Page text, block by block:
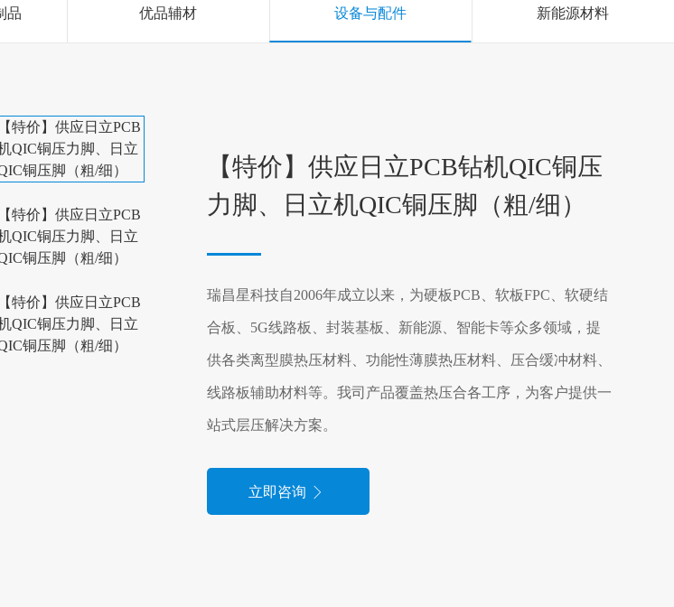
品 优品辅材 设备与配件 新能源材料
【特价】供应日立PCB钻机QIC铜压
力脚、日立机QIC铜压脚（粗/细）
瑞昌星科技自2006年成立以来，为硬板PCB、软板FPC、软硬结
合板、5G线路板、封装基板、新能源、智能卡等众多领域，提
供各类离型膜热压材料、功能性薄膜热压材料、压合缓冲材料、
线路板辅助材料等。我司产品覆盖热压合各工序，为客户提供一
站式层压解决方案。
立即咨询